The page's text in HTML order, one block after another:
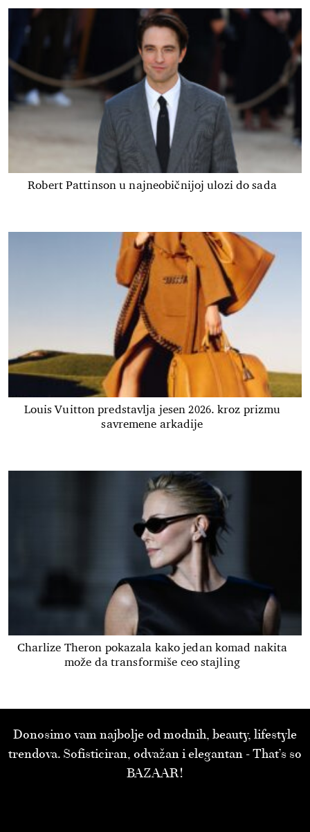
Robert Pattinson u najneobičnijoj ulozi do sada
Louis Vuitton predstavlja jesen 2026. kroz prizmu
savremene arkadije
Charlize Theron pokazala kako jedan komad nakita
može da transformiše ceo stajling
Donosimo vam najbolje od modnih, beauty, lifestyle
trendova. Sofisticiran, odvažan i elegantan - That’s so
BAZAAR!